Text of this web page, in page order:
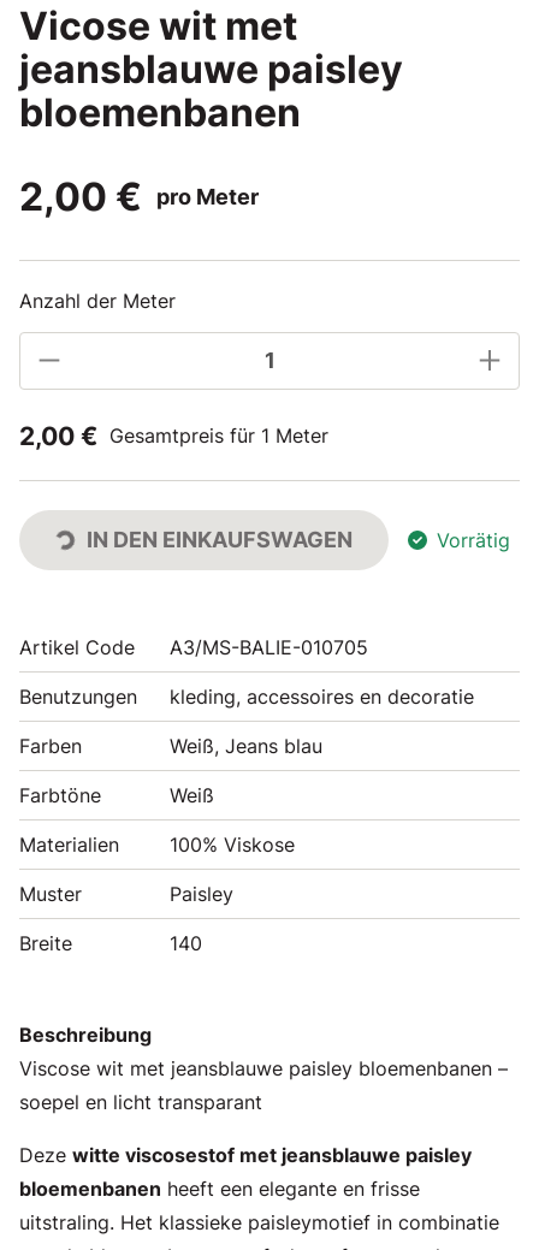
Vicose wit met
jeansblauwe paisley
bloemenbanen
2,00 €
pro Meter
Anzahl der Meter
2,00 € Gesamtpreis für 1 Meter
IN DEN EINKAUFSWAGEN Vorrätig
Artikel Code A3/MS-BALIE-010705
Benutzungen kleding, accessoires en decoratie
Farben Weiß, Jeans blau
Farbtöne Weiß
Materialien 100% Viskose
Muster Paisley
Breite 140
Beschreibung
Viscose wit met jeansblauwe paisley bloemenbanen –
soepel en licht transparant
Deze witte viscosestof met jeansblauwe paisley
bloemenbanen heeft een elegante en frisse
uitstraling. Het klassieke paisleymotief in combinatie